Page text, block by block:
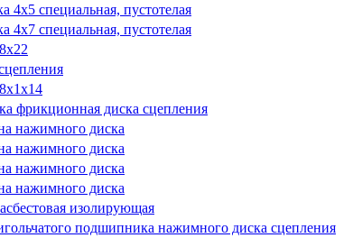
4х5 специальная, пустотелая
4х7 специальная, пустотелая
фрикционная диска сцепления
нажимного диска
нажимного диска
нажимного диска
нажимного диска
изолирующая
подшипника нажимного диска сцепления